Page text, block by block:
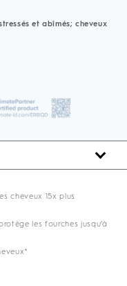
et abîmés; cheveux
cheveux 15x plus
les fourches jusqu’à